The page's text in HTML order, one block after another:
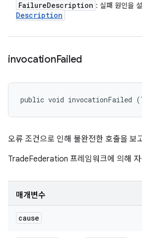
FailureDescription : 실패 원인을
Description
invocationFailed
public void invocationFailed
오류 조건으로 인해 불완전한 호출을 보
TradeFederation 프레임워크에 의해
매개변수
cause